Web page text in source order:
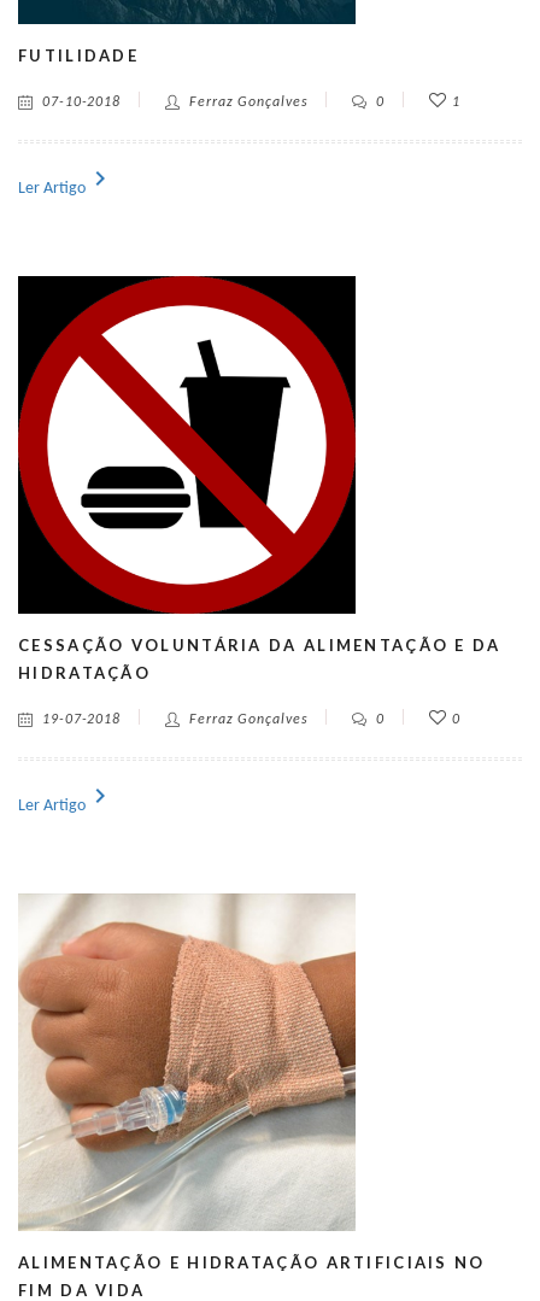
FUTILIDADE
07-10-2018 Ferraz Gonçalves 0 1
Ler Artigo chevron_right
CESSAÇÃO VOLUNTÁRIA DA ALIMENTAÇÃO E DA
HIDRATAÇÃO
19-07-2018 Ferraz Gonçalves 0 0
Ler Artigo chevron_right
ALIMENTAÇÃO E HIDRATAÇÃO ARTIFICIAIS NO
FIM DA VIDA